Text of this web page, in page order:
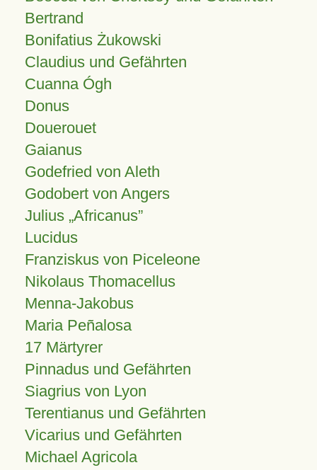
Bertrand
Bonifatius Żukowski
Claudius und Gefährten
Cuanna Ógh
Donus
Douerouet
Gaianus
Godefried von Aleth
Godobert von Angers
Julius Africanus
Lucidus
Franziskus von Piceleone
Nikolaus Thomacellus
Menna-Jakobus
Maria Peñalosa
17 Märtyrer
Pinnadus und Gefährten
Siagrius von Lyon
Terentianus und Gefährten
Vicarius und Gefährten
Michael Agricola